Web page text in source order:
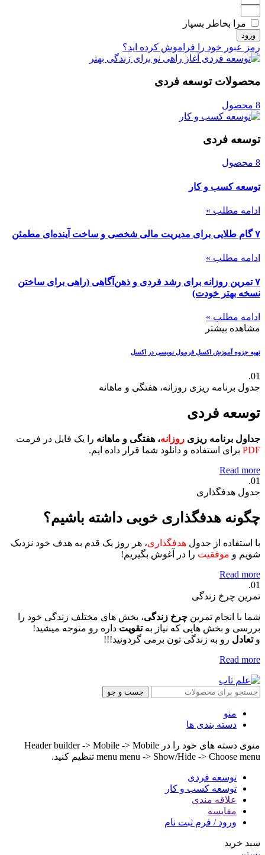
مرا بخاطر بسپار
ورود
رمز عبور خود را فراموش کرده اید؟
محصولات توسعه فردی
8 محصول
توسعه فردی
8 محصول
توسعه کسب و کار
ادامه مطلب »
۷ گام طلایی برای مدیریت مالی شخصی و ساخت آینده‌ای مطمئن
ادامه مطلب »
۷ تمرین روزانه برای رشد فردی و ذهن‌آگاهی (راهی برای ساختن
نسخه بهتر خودت)
ادامه مطلب »
مشاهده بیشتر
تهیه جزوه آموزش اکسل فرمول نویسی در اکسل
01.
جدول برنامه ریزی روزانه، هفتگی و ماهانه
توسعه فردی
جداول برنامه ریزی روزانه، هفتگی و ماهانه را یک فایل در فرمت
PDF برای استفاده و دانلود شما قرار داده ایم.
Read more
01.
جدول هدفگذاری
چگونه هدفگذاری خوبی داشته باشیم؟
با استفاده از جدول هدفگذاری، هر روز یک قدم به هدف خود نزدیک
شویم و موفقیت را در آغوش بگیریم!
Read more
01.
تمرین چرخ زندگی
شما با انجام تمرین چرخ زندگی، بخش های مختلف زندگی خود را
بررسی و بخش هایی که نیاز بهتقویت داره رو متوجه میشید!
وتعادل رو به زندگی تون برمی گردونید!!!
Read more
جست و جو
منو
دسته بندی ها
منوی دسته های خود را در Header builder -> Mobile -> Mobile
menu menu -> Show/Hide -> Choose menu تنظیم کنید.
توسعه فردی
توسعه کسب و کار
علاقه مندی
مقایسه
ورود / فرم ثبت نام
سبد خرید